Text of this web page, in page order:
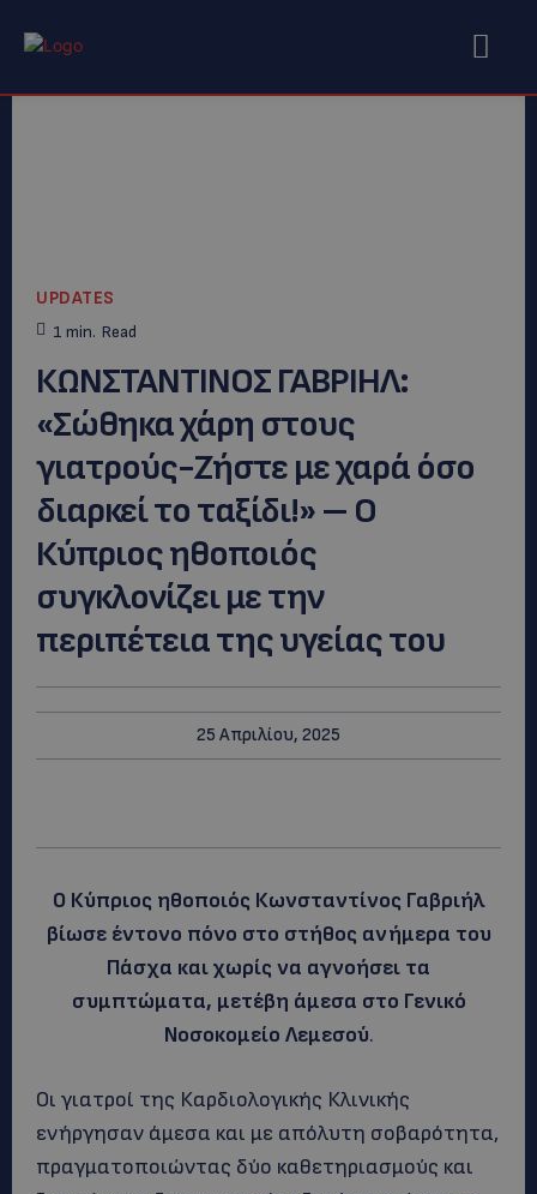
UPDATES
1 min. Read
ΚΩΝΣΤΑΝΤΙΝΟΣ ΓΑΒΡΙΗΛ:
«Σώθηκα χάρη στους
γιατρούς-Ζήστε με χαρά όσο
διαρκεί το ταξίδι!» – Ο
Κύπριος ηθοποιός
συγκλονίζει με την
περιπέτεια της υγείας του
25 Απριλίου, 2025
Ο Κύπριος ηθοποιός Κωνσταντίνος Γαβριήλ
βίωσε έντονο πόνο στο στήθος ανήμερα του
Πάσχα και χωρίς να αγνοήσει τα
συμπτώματα, μετέβη άμεσα στο Γενικό
Νοσοκομείο Λεμεσού.
Οι γιατροί της Καρδιολογικής Κλινικής
ενήργησαν άμεσα και με απόλυτη σοβαρότητα,
πραγματοποιώντας δύο καθετηριασμούς και